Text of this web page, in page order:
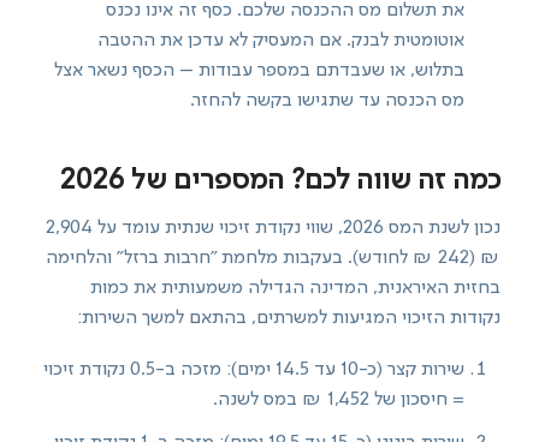
את תשלום מס ההכנסה שלכם. כסף זה אינו נכנס
אוטומטית לבנק. אם המעסיק לא עדכן את ההטבה
בתלוש, או שעבדתם במספר עבודות – הכסף נשאר אצל
מס הכנסה עד שתגישו בקשה להחזר.
כמה זה שווה לכם? המספרים של 2026
נכון לשנת המס 2026, שווי נקודת זיכוי שנתית עומד על 2,904
₪ (242 ₪ לחודש). בעקבות מלחמת "חרבות ברזל" והלחימה
בחזית האיראנית, המדינה הגדילה משמעותית את כמות
נקודות הזיכוי המגיעות למשרתים, בהתאם למשך השירות:
שירות קצר (כ-10 עד 14.5 ימים): מזכה ב-0.5 נקודת זיכוי
= חיסכון של 1,452 ₪ במס לשנה.